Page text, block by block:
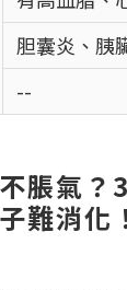
胆囊炎、胰
--
脹氣？
難消化！